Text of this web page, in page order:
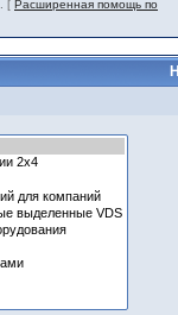
[ Расширенная помощь по